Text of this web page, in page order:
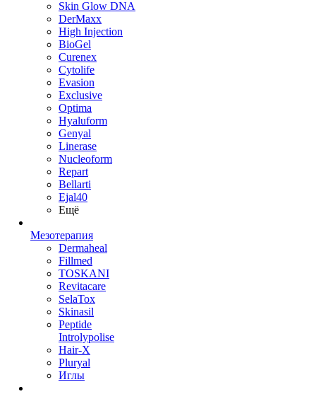
Skin Glow DNA
DerMaxx
High Injection
BioGel
Curenex
Cytolife
Evasion
Exclusive
Optima
Hyaluform
Genyal
Linerase
Nucleoform
Repart
Bellarti
Ejal40
Ещё
Мезотерапия
Dermaheal
Fillmed
TOSKANI
Revitacare
SelaTox
Skinasil
Peptide
Introlypolise
Hair-X
Pluryal
Иглы